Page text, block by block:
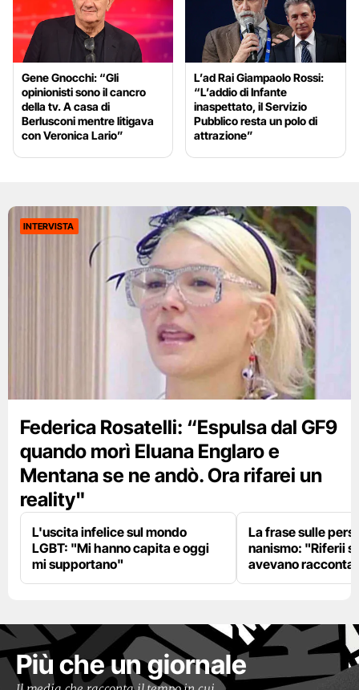
Gene Gnocchi: “Gli
opinionisti sono il cancro
della tv. A casa di
Berlusconi mentre litigava
con Veronica Lario”
L’ad Rai Giampaolo Rossi:
“L’addio di Infante
inaspettato, il Servizio
Pubblico resta un polo di
attrazione”
INTERVISTA
Federica Rosatelli: “Espulsa dal GF9
quando morì Eluana Englaro e
Mentana se ne andò. Ora rifarei un
reality"
L'uscita infelice sul mondo
LGBT: "Mi hanno capita e oggi
mi supportano"
La frase sulle
nanismo: "Riferii
avevano
Più che un giornale